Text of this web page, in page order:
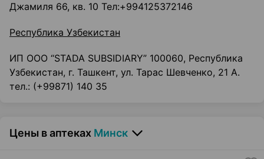
Джамиля 66, кв. 10 Тел:+994125372146
Республика Узбекистан
ИП ООО “STADA SUBSIDIARY” 100060, Республика
Узбекистан, г. Ташкент, ул. Тарас Шевченко, 21 А.
тел.: (+99871) 140 35
Цены в аптеках Минск